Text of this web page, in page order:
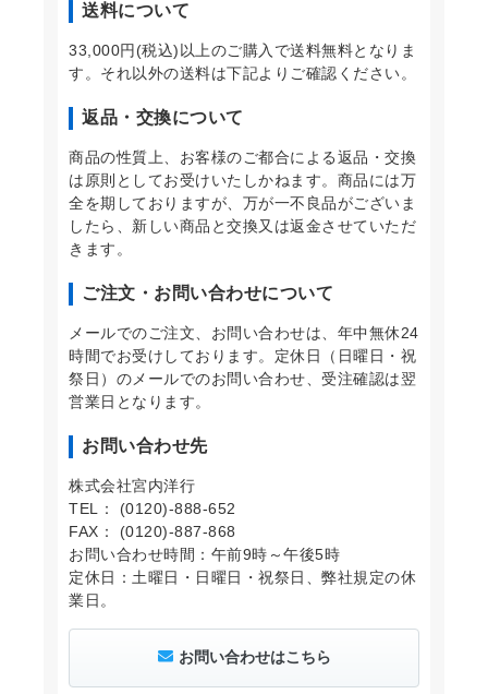
送料について
33,000円(税込)以上のご購入で送料無料となりま
す。それ以外の送料は下記よりご確認ください。
返品・交換について
商品の性質上、お客様のご都合による返品・交換
は原則としてお受けいたしかねます。商品には万
全を期しておりますが、万が一不良品がございま
したら、新しい商品と交換又は返金させていただ
きます。
ご注文・お問い合わせについて
メールでのご注文、お問い合わせは、年中無休24
時間でお受けしております。定休日（日曜日・祝
祭日）のメールでのお問い合わせ、受注確認は翌
営業日となります。
お問い合わせ先
株式会社宮内洋行
TEL： (0120)-888-652
FAX： (0120)-887-868
お問い合わせ時間：午前9時～午後5時
定休日：土曜日・日曜日・祝祭日、弊社規定の休
業日。
お問い合わせはこちら